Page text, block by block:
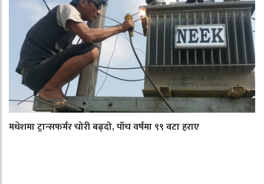
मधेशमा ट्रान्सफर्मर चोरी बढ्दो, पाँच वर्षमा ९९ वटा हराए